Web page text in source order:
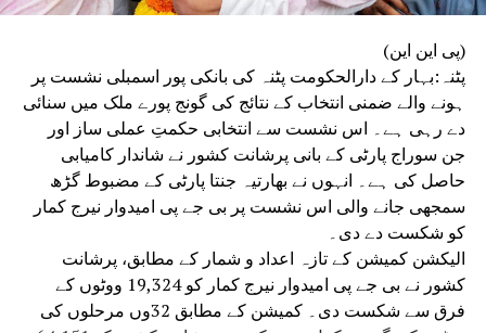
(پی این این)
پٹنہ:بہار کے دارالحکومت پٹنہ کی بانکی پور اسمبلی نشست پر
ہونے والے ضمنی انتخاب کے نتائج کی گونج پورے ملک میں سنائی
دے رہی ہے۔ اس نشست سے انتخابی حکمتِ عملی ساز اور
جن سوراج پارٹی کے بانی پرشانت کشور نے شاندار کامیابی
حاصل کی ہے۔ انہوں نے بھارتیہ جنتا پارٹی کے مضبوط گڑھ
سمجھی جانے والی اس نشست پر بی جے پی امیدوار نیرج کمار
کو شکست دے دی۔
الیکشن کمیشن کے تازہ اعداد و شمار کے مطابق، پرشانت
کشور نے بی جے پی امیدوار نیرج کمار کو 19,324 ووٹوں کے
فرق سے شکست دی۔ کمیشن کے مطابق 32وں مرحلوں کی